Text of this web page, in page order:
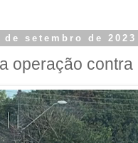
setembro de 2023
operação contra